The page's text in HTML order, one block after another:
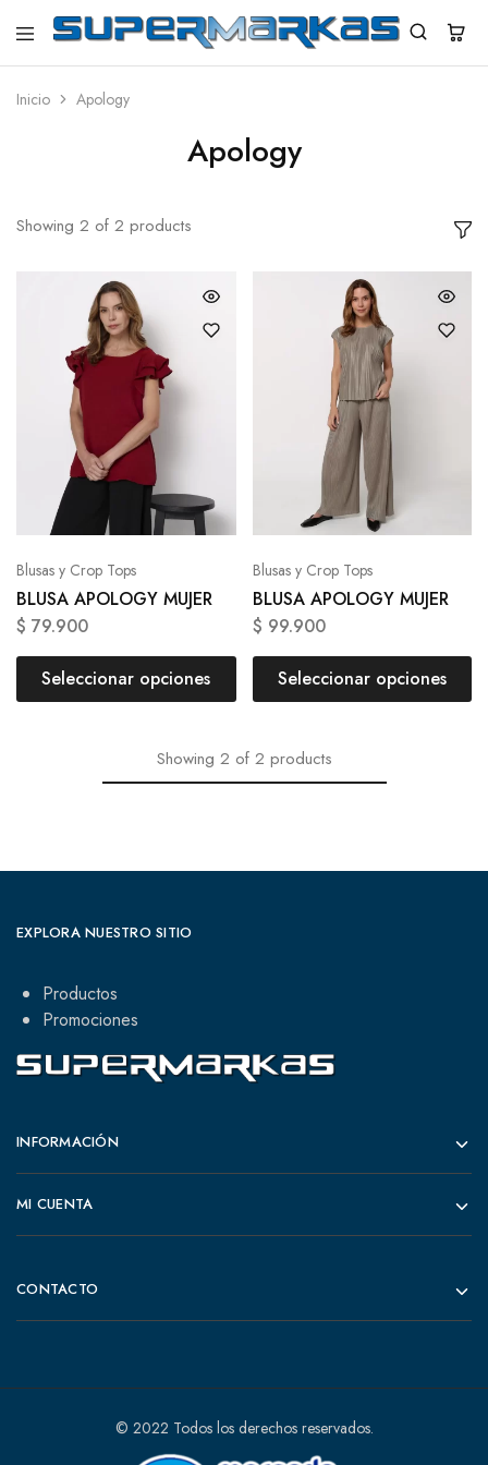
SuperMarkas
Ropa
con
Inicio Apology
Apology
Showing 2 of 2 products
Blusas y Crop Tops
BLUSA APOLOGY MUJER
$ 79.900
Seleccionar opciones
Blusas y Crop Tops
BLUSA APOLOGY MUJER
$ 99.900
Seleccionar opciones
Showing 2 of 2 products
EXPLORA NUESTRO SITIO
Productos
Promociones
INFORMACIÓN
MI CUENTA
CONTACTO
© 2022 Todos los derechos reservados.